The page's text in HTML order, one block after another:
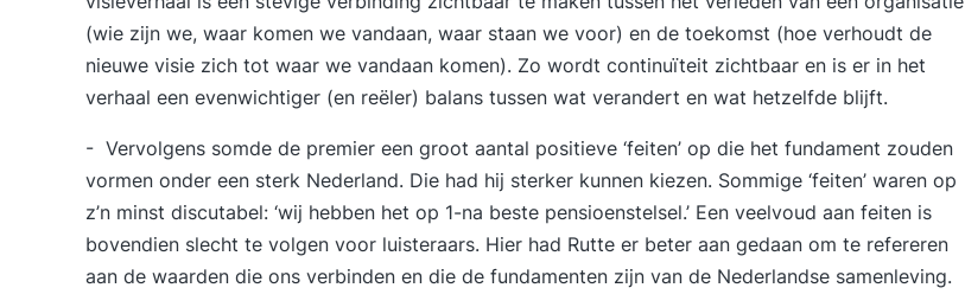
(wie zijn we, waar komen we vandaan, waar staan we voor) en de toekomst (hoe verhoudt de
nieuwe visie zich tot waar we vandaan komen). Zo wordt continuïteit zichtbaar en is er in het
verhaal een evenwichtiger (en reëler) balans tussen wat verandert en wat hetzelfde blijft.
- Vervolgens somde de premier een groot aantal positieve ‘feiten’ op die het fundament zouden
vormen onder een sterk Nederland. Die had hij sterker kunnen kiezen. Sommige ‘feiten’ waren op
z’n minst discutabel: ‘wij hebben het op 1-na beste pensioenstelsel.’ Een veelvoud aan feiten is
bovendien slecht te volgen voor luisteraars. Hier had Rutte er beter aan gedaan om te refereren
aan de waarden die ons verbinden en die de fundamenten zijn van de Nederlandse samenleving.